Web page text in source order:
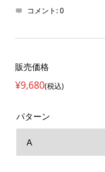
コメント:0
販売価格
¥9,680(税込)
パターン